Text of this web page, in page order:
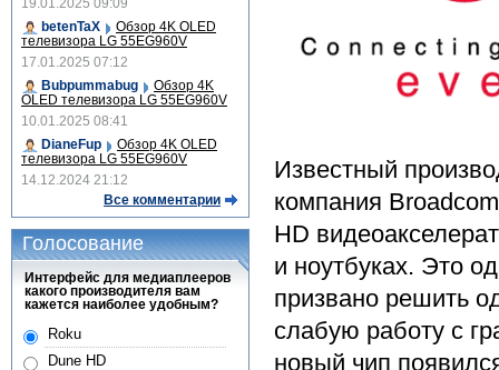
Известный
компания
HD
и ноутбуках. Это
призвано решить
слабую работу с
новый чип
19.01.2025 09:09
betenTaX
Обзор 4K OLED
телевизора LG 55EG960V
17.01.2025 07:12
Bubpummabug
Обзор 4K
OLED телевизора LG 55EG960V
10.01.2025 08:41
DianeFup
Обзор 4K OLED
телевизора LG 55EG960V
14.12.2024 21:12
Все комментарии
Голосование
Интерфейс для медиаплееров
какого производителя вам
кажется наиболее удобным?
Roku
Dune HD